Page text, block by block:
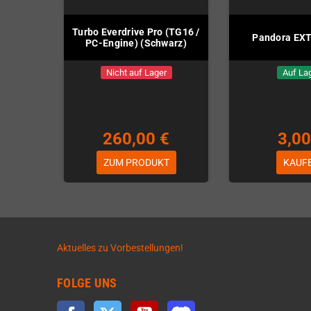
Turbo Everdrive Pro (TG16 /
PC-Engine) (Schwarz)
Nicht auf Lager
260,00 €
ZUM PRODUKT
Pandora
Auf
Aktuelles zu Vorbestellungen!
FOLGE UNS
Facebook Twitter YouTube